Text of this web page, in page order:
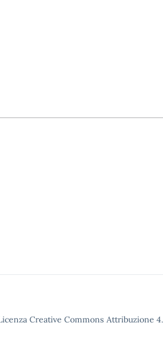
Creative Commons Attribuzione